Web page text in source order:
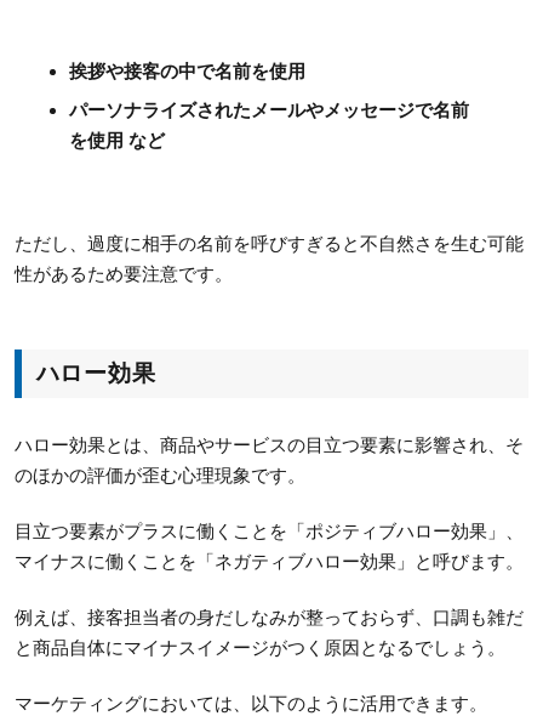
挨拶や接客の中で名前を使用
パーソナライズされたメールやメッセージで名前
を使用 など
ただし、過度に相手の名前を呼びすぎると不自然さを生む可能
性があるため要注意です。
ハロー効果
ハロー効果とは、商品やサービスの目立つ要素に影響され、そ
のほかの評価が歪む心理現象です。
目立つ要素がプラスに働くことを「ポジティブハロー効果」、
マイナスに働くことを「ネガティブハロー効果」と呼びます。
例えば、接客担当者の身だしなみが整っておらず、口調も雑だ
と商品自体にマイナスイメージがつく原因となるでしょう。
マーケティングにおいては、以下のように活用できます。